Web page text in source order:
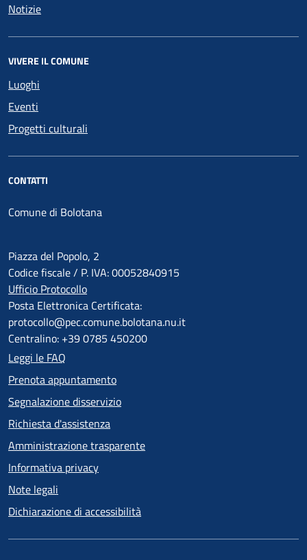
Notizie
VIVERE IL COMUNE
Luoghi
Eventi
Progetti culturali
CONTATTI
Comune di Bolotana
Piazza del Popolo, 2
Codice fiscale / P. IVA: 00052840915
Ufficio Protocollo
Posta Elettronica Certificata:
protocollo@pec.comune.bolotana.nu.it
Centralino: +39 0785 450200
Leggi le FAQ
Prenota appuntamento
Segnalazione disservizio
Richiesta d'assistenza
Amministrazione trasparente
Informativa privacy
Note legali
Dichiarazione di accessibilità